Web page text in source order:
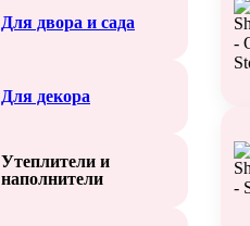
Для двора и сада
Для декора
Утеплители и
наполнители